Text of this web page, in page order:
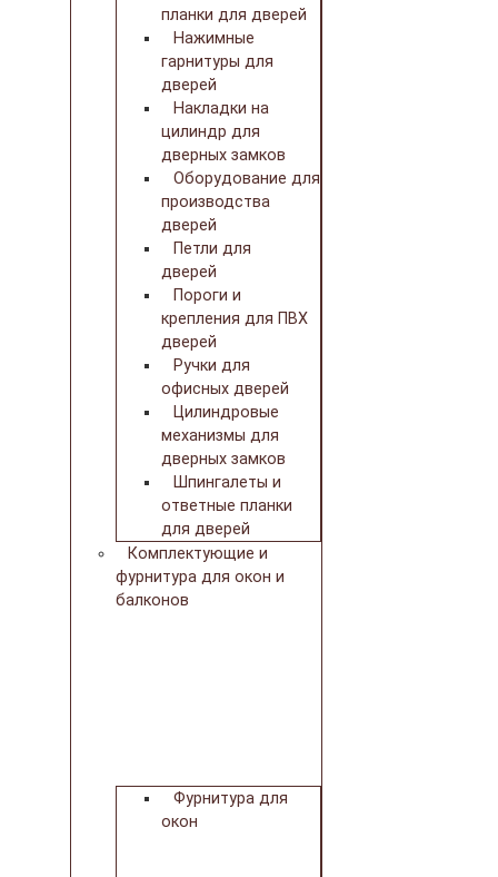
планки для дверей
Нажимные
гарнитуры для
дверей
Накладки на
цилиндр для
дверных замков
Оборудование для
производства
дверей
Петли для
дверей
Пороги и
крепления для ПВХ
дверей
Ручки для
офисных дверей
Цилиндровые
механизмы для
дверных замков
Шпингалеты и
ответные планки
для дверей
Комплектующие и
фурнитура для окон и
балконов
Фурнитура для
окон